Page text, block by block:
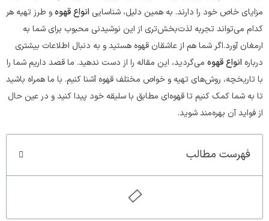
مزایای خاص خود را دارند. به همین دلیل، شناسایی انواع قهوهو طرز تهیه هر
کدام می‌تواند تجربه لذت‌بخش‌تری از این نوشیدنی محبوب برای شما به
ارمغان آورد.اگر شما هم از عاشقان قهوه هستید و به دنبال اطلاعات بیشتری
درباره‌ انواع قهوه می‌گردید، این مقاله را از دست ندهید. ما قصد داریم شما را
با تاریخچه، روش‌های تهیه و خواص مختلف قهوه آشنا کنیم. با ما همراه باشید
تا به شما کمک کنیم تا قهوه‌ای مطابق با سلیقه خود پیدا کنید و در عین حال
از فواید آن بهره‌مند شوید.
فهرست مطالب